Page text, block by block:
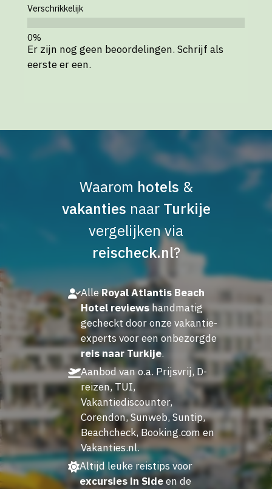
Verschrikkelijk
Er zijn nog geen beoordelingen. Schrijf als
eerste er een.
Waarom hotels &
vakanties naar Turkije
vergelijken via
reischeck.nl?
AlleRoyal Atlantis Beach
Hotel reviewshandmatig
gecheckt door onze vakantie-
experts voor een onbezorgde
reis naar Turkije.
Aanbod van o.a. Prijsvrij, D-
reizen, TUI,
Vakantiediscounter,
Corendon, Sunweb, Suntip,
Beachcheck, Booking.com en
Vakanties.nl.
Altijd leuke reistips voor
excursies in Sideen de